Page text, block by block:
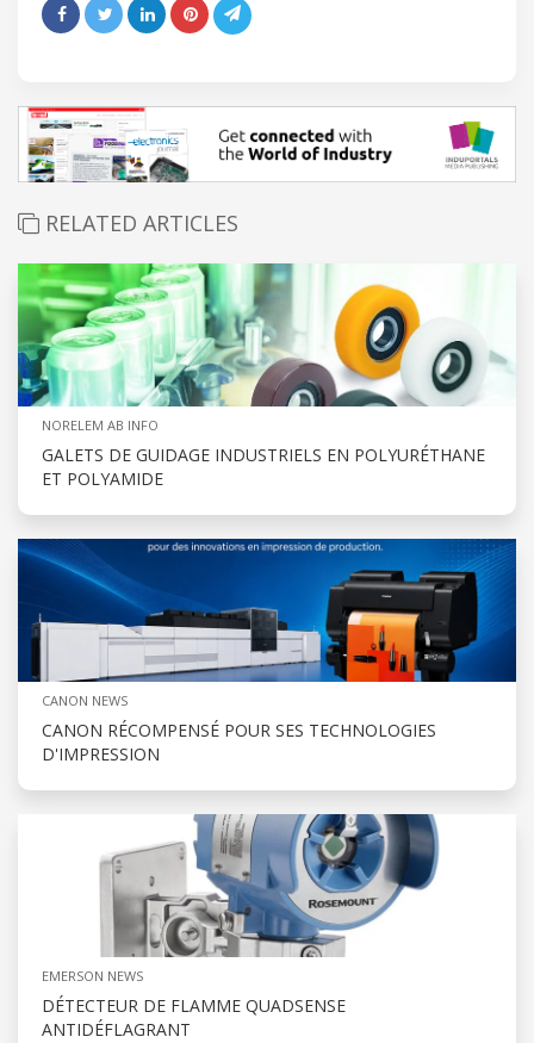
RELATED ARTICLES
NORELEM AB INFO
GALETS DE GUIDAGE INDUSTRIELS EN POLYURÉTHANE
ET POLYAMIDE
CANON NEWS
CANON RÉCOMPENSÉ POUR SES TECHNOLOGIES
D'IMPRESSION
EMERSON NEWS
DÉTECTEUR DE FLAMME QUADSENSE
ANTIDÉFLAGRANT